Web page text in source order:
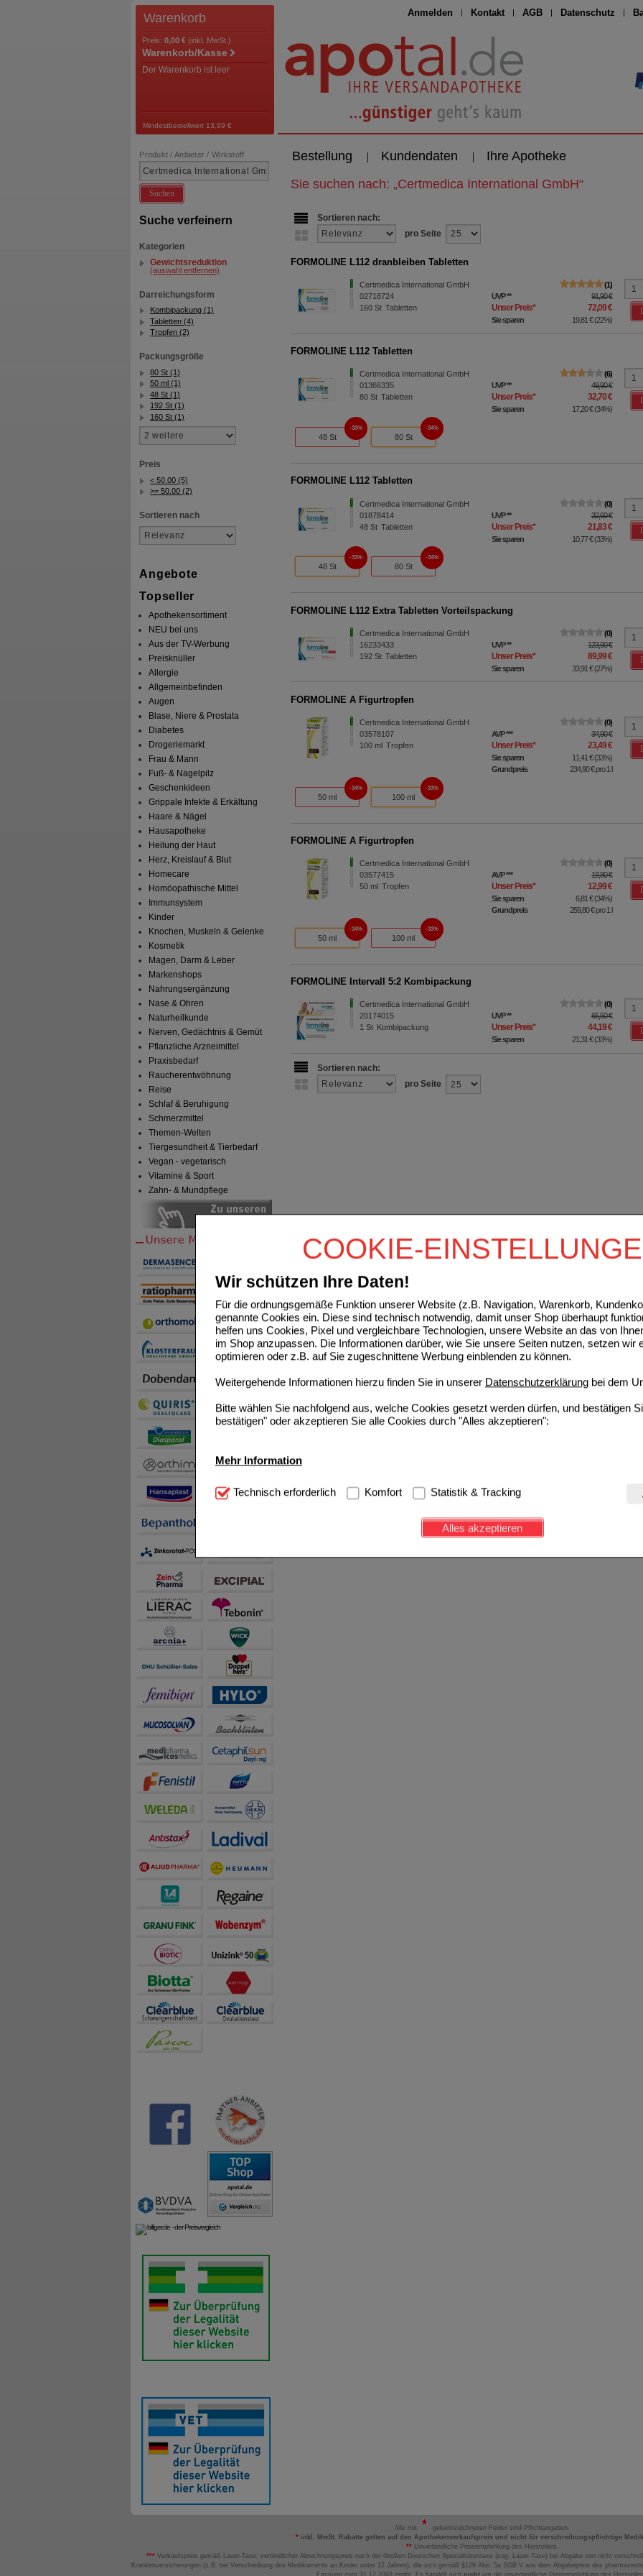
COOKIE-
Wir schützen Ihre Daten!
Für die ordnungsgemäße Funktion unserer Website (z.B. Navigation, Warenkorb,
genannte Cookies ein. Diese sind technisch notwendig, damit unser Shop überhaupt
helfen uns Cookies, Pixel und vergleichbare Technologien, unsere Website an das von
im Shop anzupassen. Die Informationen darüber, wie Sie unsere Seiten nutzen, setzen wir
optimieren oder z.B. auf Sie zugeschnittene Werbung einblenden zu können.
Weitergehende Informationen hierzu finden Sie in unserer Datenschutzerklärung bei dem
Bitte wählen Sie nachfolgend aus, welche Cookies gesetzt werden dürfen, und bestätigen
bestätigen" oder akzeptieren Sie alle Cookies durch "Alles akzeptieren":
Mehr Information
Technisch Notwendig: Hierbei handelt es sich um Cookies, die für die Grundfunktionen
notwendig sind (z.B. Navigation, Warenkorb, Kundenkonto), weshalb auf diese nicht
Diese Cookies werden genutzt um das Einkaufserlebnis noch ansprechender zu
beispielsweise für die Wiedererkennung des Besuchers oder unsere Seite an bevorzugte
sammeln, mit deren Hilfe wir unsere Website weiter für Sie optimieren können, den Inhalt
auch die Werbung auf Drittseiten möglichst relevant für Sie zu gestalten. Bitte beachten Sie,
teilweise an Dritte wie z.B. Google oder soziale Medien übertragen werden.
Technisch erforderlich Komfort Statistik & Tracking
Alles akzeptieren
Anmelden Kontakt AGB Datenschutz
Warenkorb
Preis: 0,00 € (inkl. MwSt.)
Warenkorb/Kasse
Der Warenkorb ist leer
Mindestbestellwert 13,99 €
Bestellung Kundendaten Ihre Apotheke
Produkt / Anbieter / Wirkstoff
Suchen
Suche verfeinern
Kategorien
Gewichtsreduktion
(auswahl entfernen)
Darreichungsform
Kombipackung (1)
Tabletten (4)
Tropfen (2)
Packungsgröße
80 St (1)
50 ml (1)
48 St (1)
192 St (1)
160 St (1)
Preis
< 50.00 (5)
>= 50.00 (2)
Sortieren nach
Angebote
Topseller
Apothekensortiment
NEU bei uns
Aus der TV-Werbung
Preisknüller
Allergie
Allgemeinbefinden
Augen
Blase, Niere & Prostata
Diabetes
Drogeriemarkt
Frau & Mann
Fuß- & Nagelpilz
Geschenkideen
Grippale Infekte & Erkältung
Haare & Nägel
Hausapotheke
Heilung der Haut
Herz, Kreislauf & Blut
Homecare
Homöopathische Mittel
Immunsystem
Kinder
Knochen, Muskeln & Gelenke
Kosmetik
Magen, Darm & Leber
Markenshops
Nahrungsergänzung
Nase & Ohren
Naturheilkunde
Nerven, Gedächtnis & Gemüt
Pflanzliche Arzneimittel
Praxisbedarf
Raucherentwöhnung
Reise
Schlaf & Beruhigung
Schmerzmittel
Themen-Welten
Tiergesundheit & Tierbedarf
Vegan - vegetarisch
Vitamine & Sport
Zahn- & Mundpflege
Sie suchen nach: „Certmedica International GmbH“
Sortieren nach:
pro Seite
FORMOLINE L112 dranbleiben Tabletten
Certmedica International GmbH
02718724
160St Tabletten
1
UVP** 91,90 €
Unser Preis* 72,09 €
Sie sparen 19,81 €(22%)
FORMOLINE L112 Tabletten
Certmedica International GmbH
01366335
80St Tabletten
6
UVP** 49,90 €
Unser Preis* 32,70 €
Sie sparen 17,20 €(34%)
48 St
33%
80 St
34%
FORMOLINE L112 Tabletten
Certmedica International GmbH
01878414
48St Tabletten
0
UVP** 32,60 €
Unser Preis* 21,83 €
Sie sparen 10,77 €(33%)
48 St
33%
80 St
34%
FORMOLINE L112 Extra Tabletten Vorteilspackung
Certmedica International GmbH
16233433
192St Tabletten
0
UVP** 123,90 €
Unser Preis* 89,99 €
Sie sparen 33,91 €(27%)
FORMOLINE A Figurtropfen
Certmedica International GmbH
03578107
100 ml Tropfen
0
AVP*** 34,90 €
Unser Preis* 23,49 €
Sie sparen 11,41 €(33%)
Grundpreis
234,90 €pro 1 l
50 ml
34%
100 ml
33%
FORMOLINE A Figurtropfen
Certmedica International GmbH
03577415
50 ml Tropfen
0
AVP*** 19,80 €
Unser Preis* 12,99 €
Sie sparen 6,81 €(34%)
Grundpreis
259,80 €pro 1 l
50 ml
34%
100 ml
33%
FORMOLINE Intervall 5:2 Kombipackung
Certmedica International GmbH
20174015
1St Kombipackung
0
UVP** 65,50 €
Unser Preis* 44,19 €
Sie sparen 21,31 €(33%)
Sortieren nach:
pro Seite
Alle mit
gekennzeichneten Felder sind Pflichtangaben.
* inkl. MwSt. Rabatte gelten auf den Apothekenverkaufspreis und nicht für verschreibungspflichtige
**Unverbindliche Preisempfehlung des Herstellers.
*** Verkaufspreis gemäß Lauer-Taxe; verbindlicher Abrechnungspreis nach der Großen Deutschen Spezialitätentaxe (sog. Lauer-Taxe) bei Abgabe von nicht
Krankenversicherungen (z.B. bei Verschreibung des Medikaments an Kinder unter 12 Jahren), die sich gemäß §129 Abs. 5a SGB V aus dem Abgabepreis des
Fassung zum 31.12.2003 ergibt. Es handelt sich nicht um die unverbindliche Preisempfehlung des